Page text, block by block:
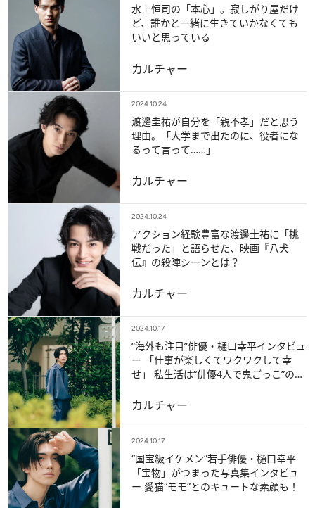
水上恒司の「本心」。寂しがり屋だけ
ど、誰かと一緒に生きていかなくても
いいと思っている
カルチャー
2024.10.24
渡邊圭祐が自分を「親不孝」だと思う
理由。「大学まで出たのに、役者にな
るって言って……」
カルチャー
2024.10.24
アクション経験豊富な渡邊圭祐に「挑
戦だった」と語らせた、映画『八犬
伝』の殺陣シーンとは？
カルチャー
2024.10.17
“海外も注目”俳優・樋口幸平インタビュ
ー 「仕事が楽しくてワクワクして幸
せ」 私生活は“俳優4人で鬼ごっこ”の日
カルチャー
2024.10.17
“国宝級イケメン”若手俳優・樋口幸平
「宝物」がつまった写真集インタビュ
ー 愛猫“モモ”とのキュートな素顔も！